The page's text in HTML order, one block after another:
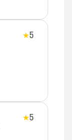
★5
★5